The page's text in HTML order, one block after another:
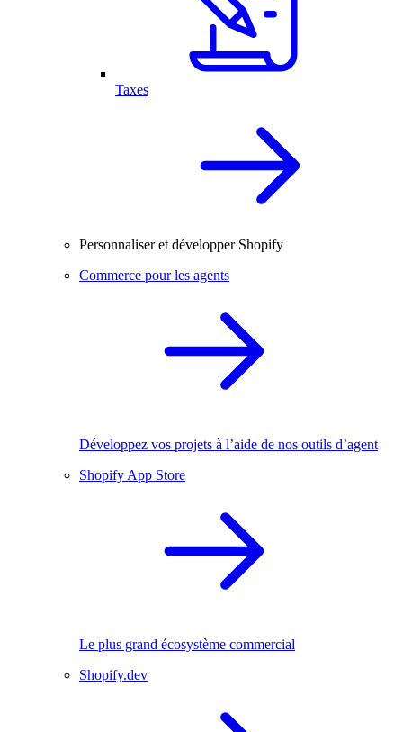
Taxes
Personnaliser et développer Shopify
Commerce pour les agents
Développez vos projets à l’aide de nos outils d’agent
Shopify App Store
Le plus grand écosystème commercial
Shopify.dev